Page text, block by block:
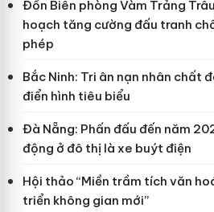
Đồn Biên phòng Vàm Trảng
hoạch tăng cường đấu tranh
phép
Bắc Ninh: Tri ân nạn nhân chất
điển hình tiêu biểu
Đà Nẵng: Phấn đấu đến năm
động ở đô thị là xe buýt điện
Hội thảo “Miền trầm tích văn
triển không gian mới”